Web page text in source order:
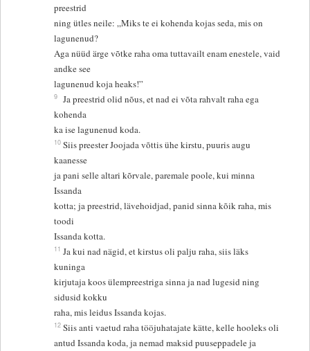
preestrid
ning ütles neile: „Miks te ei kohenda kojas seda, mis on
lagunenud?
Aga nüüd ärge võtke raha oma tuttavailt enam enestele, vaid
andke see
lagunenud koja heaks!”
9 Ja preestrid olid nõus, et nad ei võta rahvalt raha ega
kohenda
ka ise lagunenud koda.
10 Siis preester Joojada võttis ühe kirstu, puuris augu
kaanesse
ja pani selle altari kõrvale, paremale poole, kui minna
Issanda
kotta; ja preestrid, lävehoidjad, panid sinna kõik raha, mis
toodi
Issanda kotta.
11 Ja kui nad nägid, et kirstus oli palju raha, siis läks
kuninga
kirjutaja koos ülempreestriga sinna ja nad lugesid ning
sidusid kokku
raha, mis leidus Issanda kojas.
12 Siis anti vaetud raha tööjuhatajate kätte, kelle hooleks oli
antud Issanda koda, ja nemad maksid puuseppadele ja